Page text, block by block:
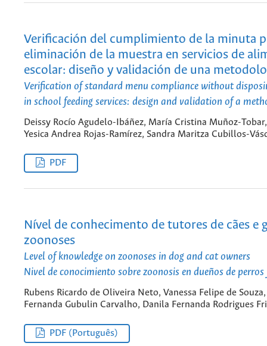
Verificación del cumplimiento de la minuta
eliminación de la muestra en servicios de
escolar: diseño y validación de una
Verification of standard menu compliance without
in school feeding services: design and validation of a
Deissy Rocío Agudelo-Ibáñez, María Cristina Muñoz-Tobar,
Yesica Andrea Rojas-Ramírez, Sandra Maritza Cubillos-
PDF
Nível de conhecimento de tutores de cães e
zoonoses
Level of knowledge on zoonoses in dog and cat owners
Nivel de conocimiento sobre zoonosis en dueños de
Rubens Ricardo de Oliveira Neto, Vanessa Felipe de
Fernanda Gubulin Carvalho, Danila Fernanda Rodrigues
PDF (Português)